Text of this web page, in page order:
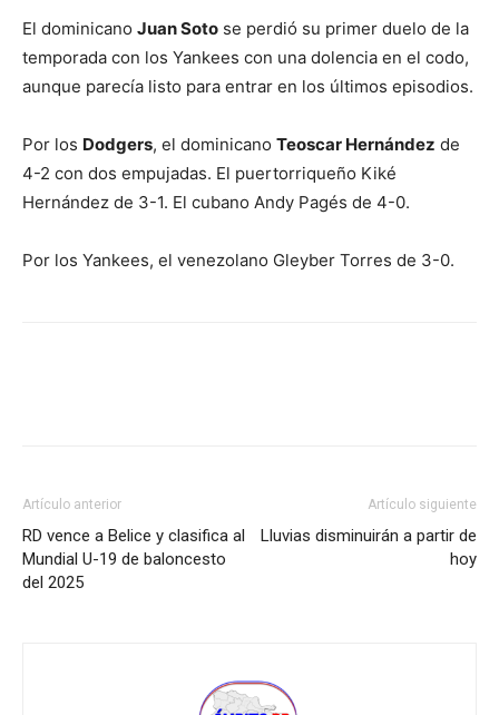
El dominicano Juan Soto se perdió su primer duelo de la
temporada con los Yankees con una dolencia en el codo,
aunque parecía listo para entrar en los últimos episodios.
Por los Dodgers, el dominicano Teoscar Hernández de
4-2 con dos empujadas. El puertorriqueño Kiké
Hernández de 3-1. El cubano Andy Pagés de 4-0.
Por los Yankees, el venezolano Gleyber Torres de 3-0.
Artículo anterior
RD vence a Belice y clasifica al
Mundial U-19 de baloncesto
del 2025
Artículo siguiente
Lluvias disminuirán a partir de
hoy